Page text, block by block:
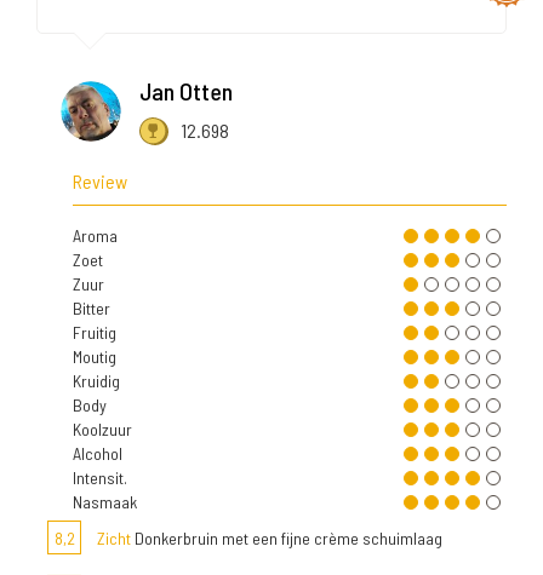
Jan Otten
12.698
Review
Aroma
Zoet
Zuur
Bitter
Fruitig
Moutig
Kruidig
Body
Koolzuur
Alcohol
Intensit.
Nasmaak
8,2
Zicht Donkerbruin met een fijne crème schuimlaag